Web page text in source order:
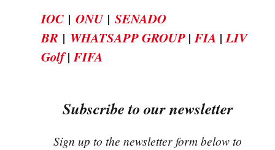
IOC |ONU|SENADO
BR | WHATSAPP GROUP |FIA |LIV
Golf|FIFA
Subscribe to our newsletter
Sign up to the newsletter form below to